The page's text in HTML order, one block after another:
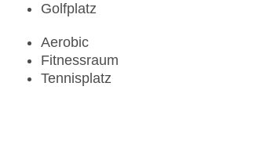
Golfplatz
Aerobic
Fitnessraum
Tennisplatz